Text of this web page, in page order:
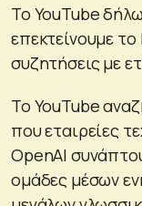
Το YouTube
επεκτείνουμε
συζητήσεις με
Το YouTube
που εταιρείες
OpenAI
ομάδες μέσων